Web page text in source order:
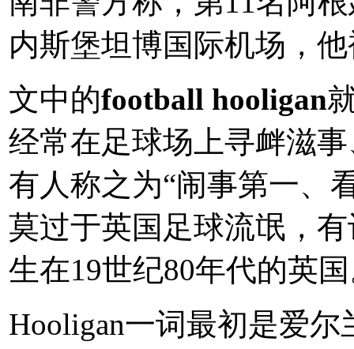
内斯堡坦博国际机场，
文中的football hooligan
经常在足球场上寻衅滋
有人称之为“闹事第一、
莫过于英国足球流氓，
生在19世纪80年代的英
Hooligan一词最初是爱